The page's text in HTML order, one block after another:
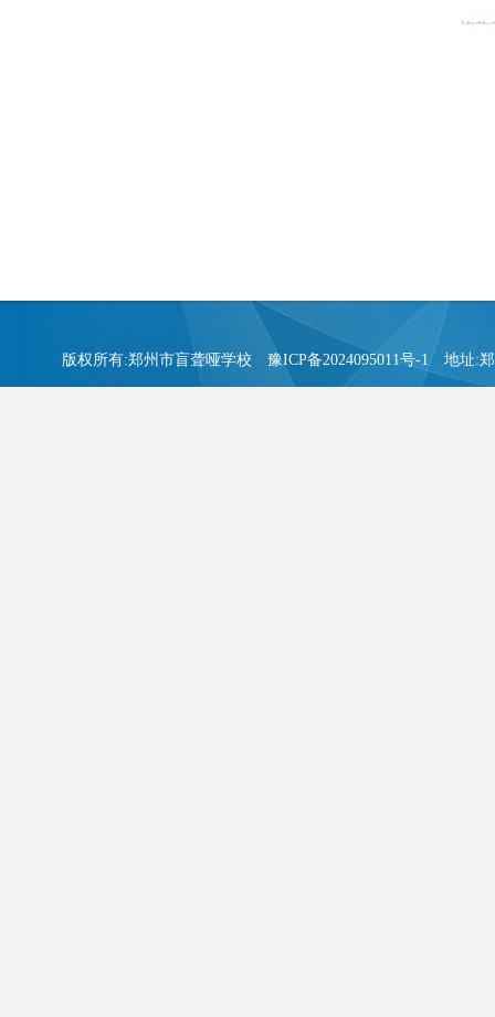
版权所有:郑州市盲聋哑学校 豫ICP备2024095011号-1 地址:郑